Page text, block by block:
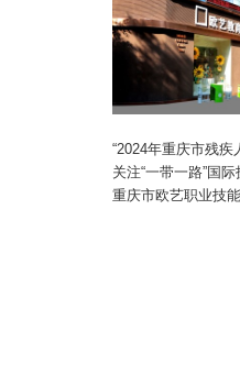
“2024年重庆市残
训”职业技能提升计
关注“一带一路”国
点，看手艺更考验
重庆市欧艺职业技